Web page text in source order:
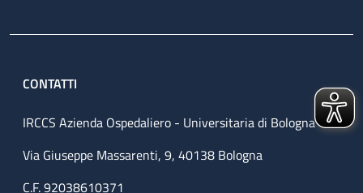
CONTATTI
IRCCS Azienda Ospedaliero - Universitaria di Bologna
Via Giuseppe Massarenti, 9, 40138 Bologna
C.F. 92038610371